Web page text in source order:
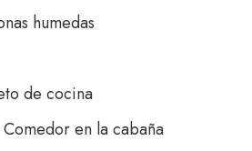
humedas
de cocina
en la cabaña